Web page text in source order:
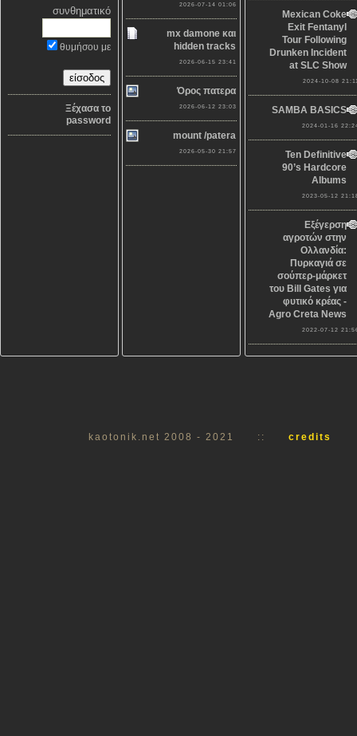
συνθηματικό
θυμήσου με
Ξέχασα το
password
2026-07-14 01:06
mx damone και
hidden tracks
2026-06-15 23:41
Όρος πατερα
2026-06-12 23:03
mount /patera
2026-05-30 21:57
Mexican Coke
Exit Fentanyl
Tour Following
Drunken Incident
at SLC Show
2024-10-08
SAMBA BASICS
2024-01-16
Ten Definitive
90’s Hardcore
Albums
2023-05-12
Εξέγερση
αγροτών στην
Ολλανδία:
Πυρκαγιά σε
σούπερ-μάρκετ
του Bill Gates για
φυτικό κρέας -
Agro Creta News
2022-07-12
kaotonik.net 2008 - 2021 :: credits